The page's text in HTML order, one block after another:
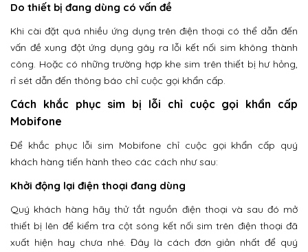
Do thiết bị đang dùng có vấn đề
Khi cài đặt quá nhiều ứng dụng trên điện thoại có thể dẫn đến
vấn đề xung đột ứng dụng gây ra lỗi kết nối sim không thành
công. Hoặc có những trường hợp khe sim trên thiết bị hư hỏng,
rỉ sét dẫn đến thông báo chỉ cuộc gọi khẩn cấp.
Cách khắc phục sim bị lỗi chỉ cuộc gọi khẩn cấp
Mobifone
Để khắc phục lỗi sim Mobifone chỉ cuộc gọi khẩn cấp quý
khách hàng tiến hành theo các cách như sau:
Khởi động lại điện thoại đang dùng
Quý khách hàng hãy thử tắt nguồn điện thoại và sau đó mở
thiết bị lên để kiểm tra cột sóng kết nối sim trên điện thoại đã
xuất hiện hay chưa nhé. Đây là cách đơn giản nhất để quý